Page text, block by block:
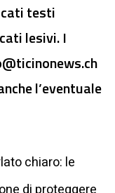
testi
lesivi. I
l’eventuale
chiaro: le